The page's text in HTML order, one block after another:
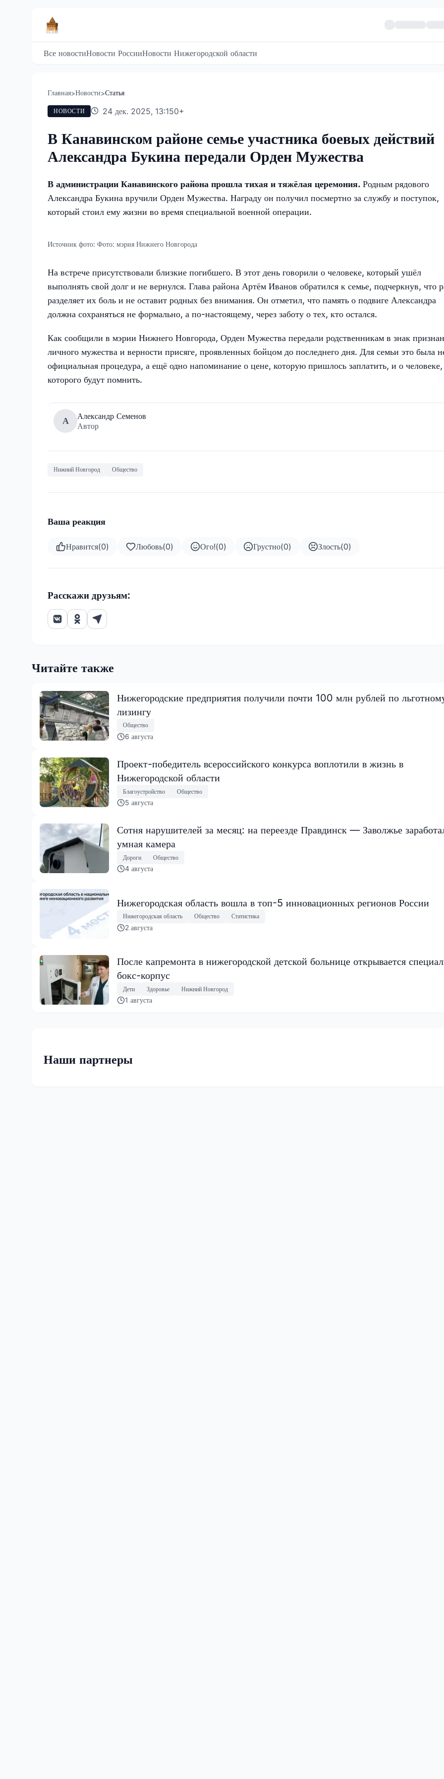
Все новостиНовости РоссииНовости Нижегородской области
Главная>Новости>Статья
НОВОСТИ 24 дек. 2025, 13:150+
В Канавинском районе семье участника боевых действий
Александра Букина передали Орден Мужества
В администрации Канавинского района прошла тихая и тяжёлая церемония. Родным рядового
Александра Букина вручили Орден Мужества. Награду он получил посмертно за службу и поступок,
который стоил ему жизни во время специальной военной операции.
Источник фото: Фото: мэрия Нижнего Новгорода
На встрече присутствовали близкие погибшего. В этот день говорили о человеке, который ушёл
выполнять свой долг и не вернулся. Глава района Артём Иванов обратился к семье, подчеркнув, что
разделяет их боль и не оставит родных без внимания. Он отметил, что память о подвиге Александра
должна сохраняться не формально, а по-настоящему, через заботу о тех, кто остался.
Как сообщили в мэрии Нижнего Новгорода, Орден Мужества передали родственникам в знак
личного мужества и верности присяге, проявленных бойцом до последнего дня. Для семьи это была
официальная процедура, а ещё одно напоминание о цене, которую пришлось заплатить, и о человеке,
которого будут помнить.
А
Александр Семенов
Автор
Нижний Новгород Общество
Ваша реакция
Нравится(0) Любовь(0) Ого!(0) Грустно(0) Злость(0)
Расскажи друзьям:
Читайте также
Нижегородские предприятия получили почти 100 млн рублей по
лизингу
Общество
6 августа
Проект-победитель всероссийского конкурса воплотили в жизнь в
Нижегородской области
Благоустройство Общество
5 августа
Сотня нарушителей за месяц: на переезде Правдинск — Заволжье
умная камера
Дороги Общество
4 августа
Нижегородская область вошла в топ-5 инновационных регионов России
Нижегородская область Общество Статистика
2 августа
После капремонта в нижегородской детской больнице открывается
бокс-корпус
Дети Здоровье Нижний Новгород
1 августа
Наши партнеры